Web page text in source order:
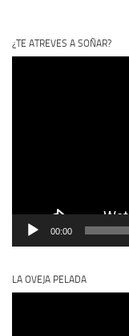
¿TE ATREVES A SOÑAR?
00:00
LA OVEJA PELADA